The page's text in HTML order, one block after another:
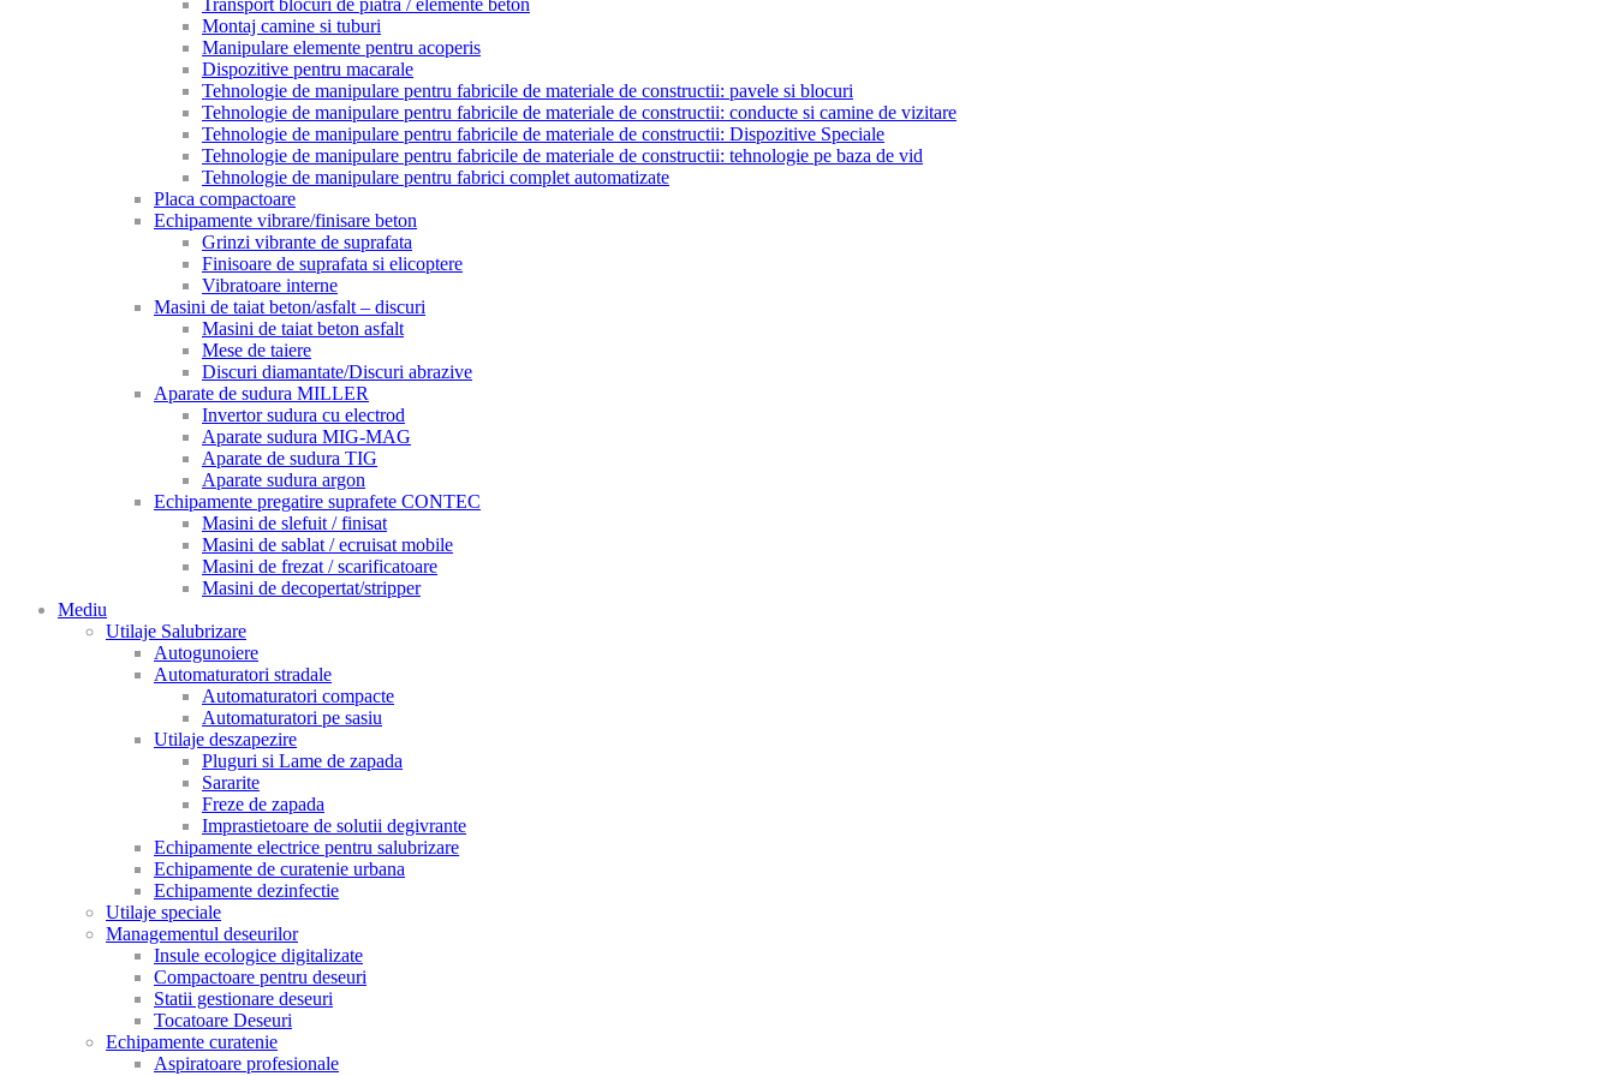
Transport blocuri de piatra / elemente beton
Montaj camine si tuburi
Manipulare elemente pentru acoperis
Dispozitive pentru macarale
Tehnologie de manipulare pentru fabricile de materiale de constructii: pavele si blocuri
Tehnologie de manipulare pentru fabricile de materiale de constructii: conducte si camine de vizitare
Tehnologie de manipulare pentru fabricile de materiale de constructii: Dispozitive Speciale
Tehnologie de manipulare pentru fabricile de materiale de constructii: tehnologie pe baza de vid
Tehnologie de manipulare pentru fabrici complet automatizate
Placa compactoare
Echipamente vibrare/finisare beton
Grinzi vibrante de suprafata
Finisoare de suprafata si elicoptere
Vibratoare interne
Masini de taiat beton/asfalt – discuri
Masini de taiat beton asfalt
Mese de taiere
Discuri diamantate/Discuri abrazive
Aparate de sudura MILLER
Invertor sudura cu electrod
Aparate sudura MIG-MAG
Aparate de sudura TIG
Aparate sudura argon
Echipamente pregatire suprafete CONTEC
Masini de slefuit / finisat
Masini de sablat / ecruisat mobile
Masini de frezat / scarificatoare
Masini de decopertat/stripper
Mediu
Utilaje Salubrizare
Autogunoiere
Automaturatori stradale
Automaturatori compacte
Automaturatori pe sasiu
Utilaje deszapezire
Pluguri si Lame de zapada
Sararite
Freze de zapada
Imprastietoare de solutii degivrante
Echipamente electrice pentru salubrizare
Echipamente de curatenie urbana
Echipamente dezinfectie
Utilaje speciale
Managementul deseurilor
Insule ecologice digitalizate
Compactoare pentru deseuri
Statii gestionare deseuri
Tocatoare Deseuri
Echipamente curatenie
Aspiratoare profesionale